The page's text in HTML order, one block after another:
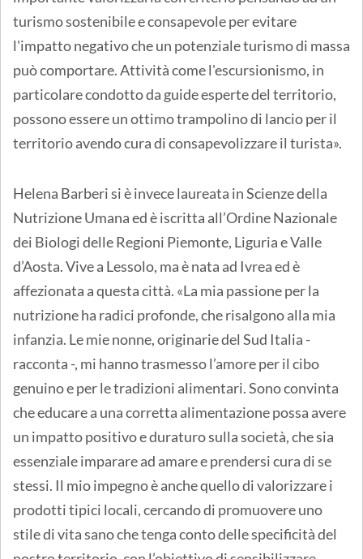
turismo sostenibile e consapevole per evitare
l'impatto negativo che un potenziale turismo di massa
può comportare. Attività come l'escursionismo, in
particolare condotto da guide esperte del territorio,
possono essere un ottimo trampolino di lancio per il
territorio avendo cura di consapevolizzare il turista».
Helena Barberi si è invece laureata in Scienze della
Nutrizione Umana ed è iscritta all’Ordine Nazionale
dei Biologi delle Regioni Piemonte, Liguria e Valle
d’Aosta. Vive a Lessolo, ma è nata ad Ivrea ed è
affezionata a questa città. «La mia passione per la
nutrizione ha radici profonde, che risalgono alla mia
infanzia. Le mie nonne, originarie del Sud Italia -
racconta -, mi hanno trasmesso l’amore per il cibo
genuino e per le tradizioni alimentari. Sono convinta
che educare a una corretta alimentazione possa avere
un impatto positivo e duraturo sulla società, che sia
essenziale imparare ad amare e prendersi cura di se
stessi. Il mio impegno è anche quello di valorizzare i
prodotti tipici locali, cercando di promuovere uno
stile di vita sano che tenga conto delle specificità del